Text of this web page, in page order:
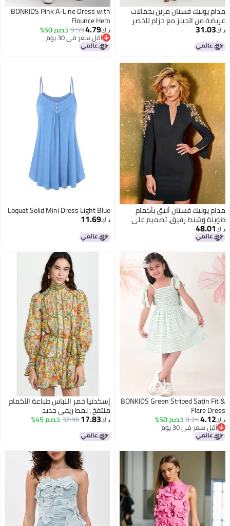
مدام يونيك فستان مزين بحمالات
عريضة من الجينز مع حزام للخصر
وأزرار أمامية للفتيات العصريات
د.ك‏31.03
BONKIDS Pink A-Line Dress with
Flounce Hem
د.ك‏4.79
9.59خصم 50%
أقل سعر في 30 يوم
أقل سعر في 30 يوم
مدام يونيك فستان أنيق بأكمام
طويلة وشنط رقيق، تصميم على
شكل V مع حبات لؤلؤ وخرز، ضيق
مناسب للحفلات الصغيرة
د.ك‏48.01
Loquat Solid Mini Dress Light Blue
د.ك‏11.69
BONKIDS Green Striped Satin Fit &
Flare Dress
د.ك‏4.12
8.24خصم 50%
أقل سعر في 30 يوم
أقل سعر في 30 يوم
إسكدنيا خمر اللباس طباعة الأكمام
منتفخ ، نمط ريفي جديد
د.ك‏17.83
32.96خصم 45%